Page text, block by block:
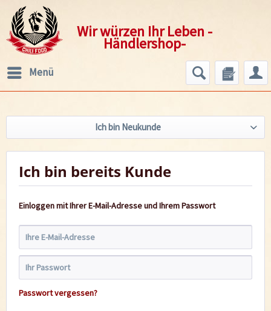
Wir würzen Ihr Leben -
Händlershop-
Menü
Ich bin Neukunde
Ich bin bereits Kunde
Einloggen mit Ihrer E-Mail-Adresse und Ihrem Passwort
Passwort vergessen?